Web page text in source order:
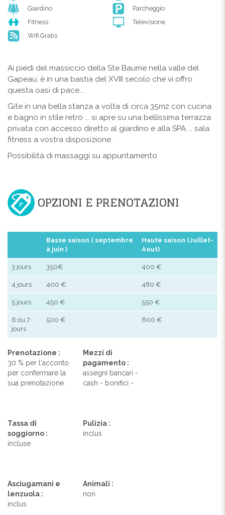
Giardino
Parcheggio
Fitness
Televisione
Wifi Gratis
Ai piedi del massiccio della Ste Baume nella valle del
Gapeau, è in una bastia del XVIII secolo che vi offro
questa oasi di pace...
Gite in una bella stanza a volta di circa 35m2 con cucina
e bagno in stile retrò ... si apre su una bellissima terrazza
privata con accesso diretto al giardino e alla SPA ... sala
fitness a vostra disposizione.
Possibilità di massaggi su appuntamento
OPZIONI E PRENOTAZIONI
Basse saison ( septembre
à juin )
Haute saison (Juillet-
Aout)
3 jours 350€ 400 €
4 jours 400 € 480 €
5 jours 450 € 550 €
6 ou 7
jours
500 € 600 €
Prenotazione :
30 % per l'acconto
per confermare la
sua prenotazione .
Mezzi di
pagamento :
assegni bancari -
cash - bonifici -
Tassa di
soggiorno :
incluse
Pulizia :
inclus
Asciugamani e
lenzuola :
inclus
Animali :
non